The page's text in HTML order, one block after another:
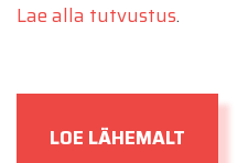
Lae alla tutvustus.
LOE LÄHEMALT